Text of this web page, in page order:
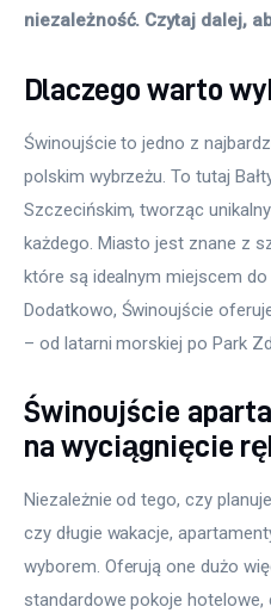
niezależność. Czytaj dalej,
Dlaczego warto
Świnoujście to jedno z
polskim wybrzeżu. To tutaj
Szczecińskim, tworząc
każdego. Miasto jest znane z
które są idealnym miejscem do
Dodatkowo, Świnoujście
– od latarni morskiej po Park
Świnoujście
na wyciągnięcie
Niezależnie od tego, czy
czy długie wakacje,
wyborem. Oferują one dużo
standardowe pokoje